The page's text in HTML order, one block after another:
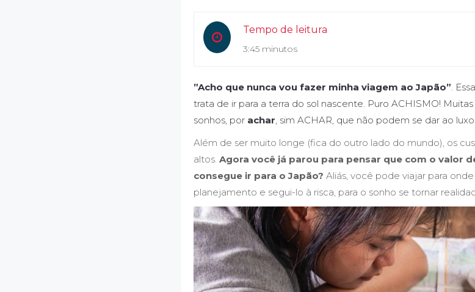
Tempo de leitura
3:45 minutos
”Acho que nunca vou fazer minha viagem ao Japão”.
trata de ir para a terra do sol nascente. Puro ACHISMO!
sonhos, por achar, sim ACHAR, que não podem se dar ao
Além de ser muito longe (fica do outro lado do mundo), os
altos. Agora você já parou para pensar que com o valor
consegue ir para o Japão? Aliás, você pode viajar para
planejamento e segui-lo à risca, para o sonho se tornar